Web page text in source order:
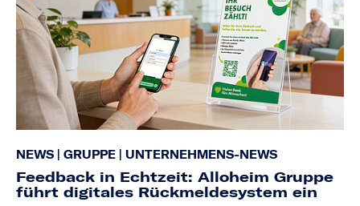
NEWS GRUPPE UNTERNEHMENS-NEWS
Feedback in Echtzeit: Alloheim Gruppe
führt digitales Rückmeldesystem ein